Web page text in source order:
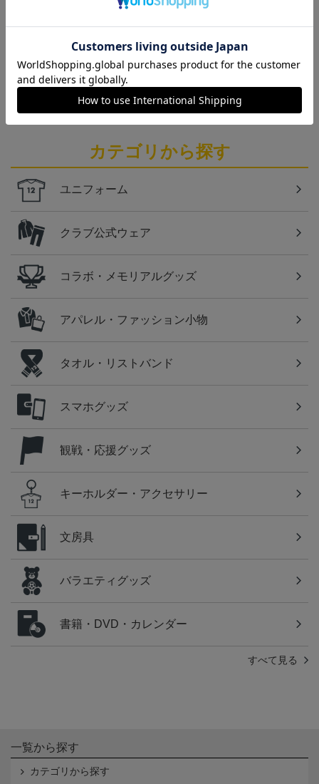
チームマスコットグッズは、サポーターやファン必
仙台
ベガルタ仙台のスクール生向けのグッズを取り扱い
カテゴリから探す
ユニフォーム
クラブ公式ウェア
コラボ・メモリアルグッズ
アパレル・ファッション小物
タオル・リストバンド
スマホグッズ
観戦・応援グッズ
キーホルダー・アクセサリー
文房具
バラエティグッズ
書籍・DVD・カレンダー
すべて見る
一覧から探す
カテゴリから探す